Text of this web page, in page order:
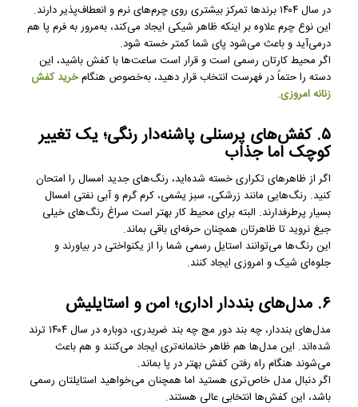
در سال ۱۴۰۴ برندها تمرکز بیشتری روی چرم‌های نرم و انعطاف‌پذیر دارند.
این نوع چرم علاوه بر اینکه ظاهر شیکی ایجاد می‌کند، به‌مرور به فرم پا هم
درمی‌آید و باعث می‌شود پای شما کمتر خسته شود.
اگر محیط کارتان رسمی است و قرار است ساعت‌ها با کفش باشید، این
دسته را حتماً در فهرست انتخاب قرار دهید، به‌خصوص هنگامخرید کفش
زنانه امروزی.
۵. کفش‌های پرسنلی پاشنه‌دار رنگی؛ یک تغییر
کوچک اما جذاب
اگر از ظاهرهای تکراری خسته شده‌اید، رنگ‌های جدید امسال را امتحان
کنید. رنگ‌هایی مانند زرشکی، سبز یشمی، کرم گرم و آبی نفتی امسال
بسیار پرطرفدارند. البته برای محیط کار بهتر است سراغ رنگ‌های خیلی
جیغ نروید تا ظاهرتان همچنان حرفه‌ای باقی بماند.
این رنگ‌ها می‌توانند استایل رسمی شما را از یکنواختی در بیاورند و
جلوه‌ای شیک و امروزی ایجاد کنند.
۶. مدل‌های بنددار اداری؛ امن و استایلیش
مدل‌های بنددار، چه بند دور مچ چه بند ضربدری، دوباره در سال ۱۴۰۴ ترند
شده‌اند. این مدل‌ها هم ظاهر خانمانه‌تری ایجاد می‌کنند و هم باعث
می‌شوند هنگام راه رفتن کفش بهتر در پا بماند.
اگر دنبال مدل خاص‌تری هستید اما همچنان می‌خواهید استایلتان رسمی
باشد، این کفش‌ها انتخابی عالی هستند.